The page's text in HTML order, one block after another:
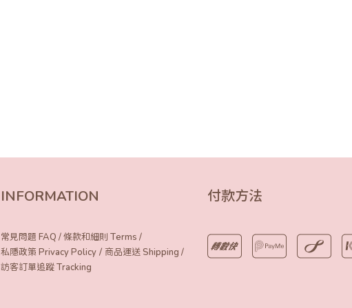
INFORMATION
常見問題 FAQ /條款和細則 Terms /
私隱政策 Privacy Policy / 商品運送 Shipping /
訪客訂單追蹤 Tracking
付款方法